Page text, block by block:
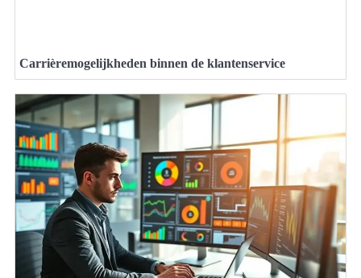
Carrièremogelijkheden binnen de klantenservice